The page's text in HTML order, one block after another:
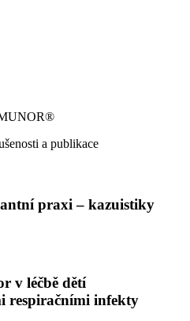
a publikace
praxi – kazuistiky
v léčbě dětí
respiračními infekty